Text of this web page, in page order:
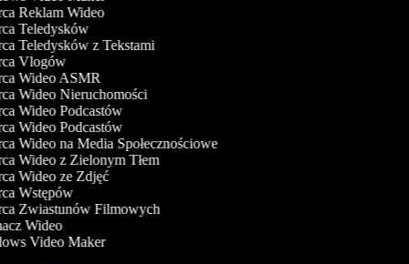
Reklam Wideo
Teledysków
Teledysków z Tekstami
Vlogów
Wideo ASMR
Wideo Nieruchomości
Wideo Podcastów
Wideo Podcastów
Wideo na Media Społecznościowe
Wideo z Zielonym Tłem
Wideo ze Zdjęć
Wstępów
Zwiastunów Filmowych
Wideo
Video Maker